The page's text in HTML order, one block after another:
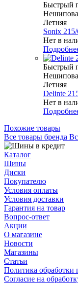
Быстрый
Летняя
Sonix
Нет в
Быстрый
Летняя
Delinte
Нет в
Похожие товары
Все товары бренда
Каталог
Шины
Диски
Покупателю
Условия оплаты
Условия доставки
Гарантия на товар
Вопрос-ответ
Акции
О магазине
Новости
Магазины
Статьи
Политика обработки
Согласие на